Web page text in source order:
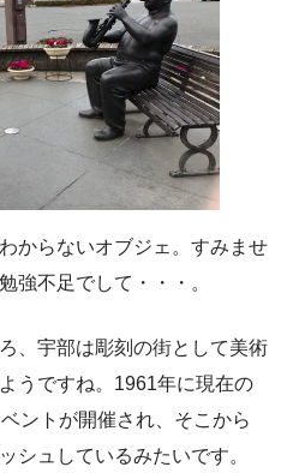
からないオブジェ。すみませ
強不足でして・・・。
、宇部は彫刻の街として美術
うですね。1961年に現在の
ントが開催され、そこから
シュしているみたいです。